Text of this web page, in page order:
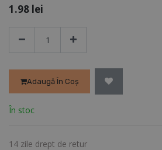
1.98 lei
Adaugă În Coș
În stoc
14 zile drept de retur